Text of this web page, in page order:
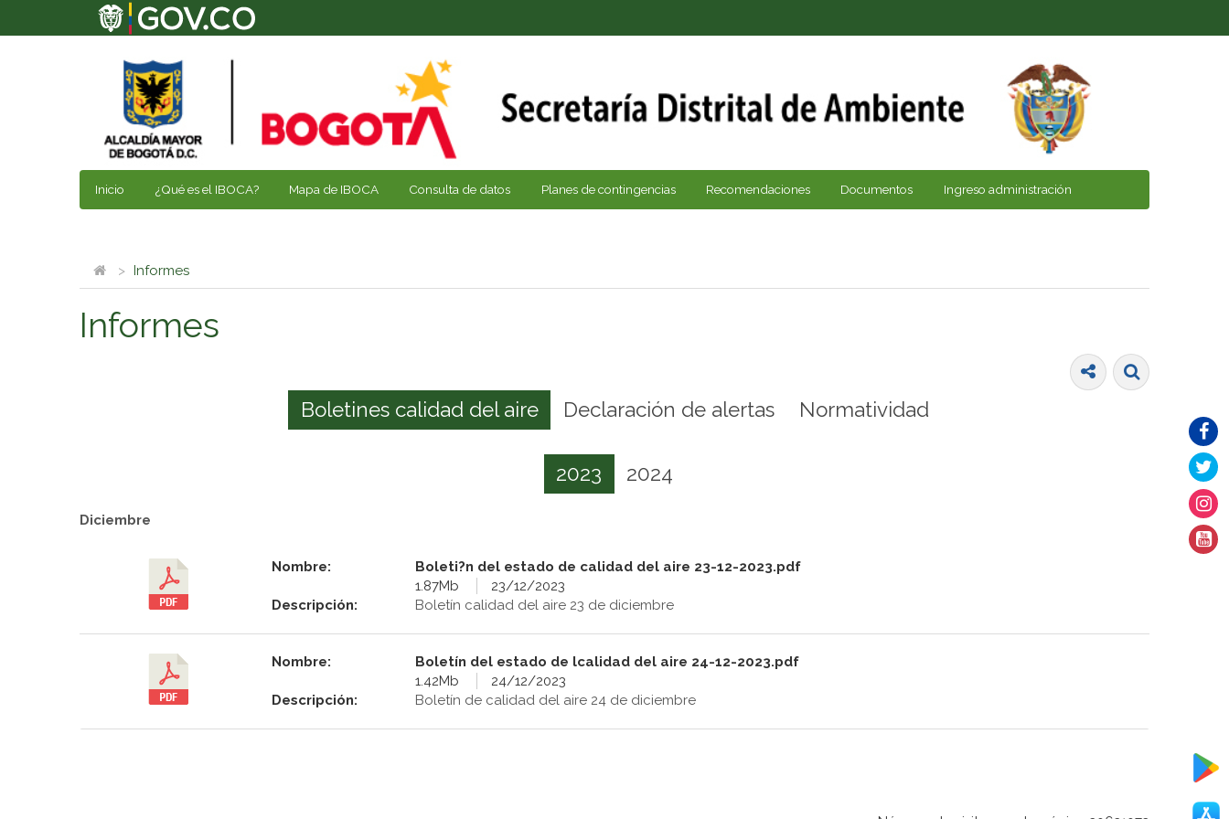
Inicio ¿Qué es el IBOCA? Mapa de IBOCA Consulta de datos Planes de contingencias Recomendaciones Documentos Ingreso administración
Informes
Informes
Boletines calidad del aire Declaración de alertas Normatividad
2023 2024
Diciembre
Nombre:
Boleti?n del estado de calidad del aire 23-12-2023.pdf
1.87Mb
23/12/2023
Descripción:
Boletín calidad del aire 23 de diciembre
Nombre:
Boletín del estado de lcalidad del aire 24-12-2023.pdf
1.42Mb
24/12/2023
Descripción:
Boletín de calidad del aire 24 de diciembre